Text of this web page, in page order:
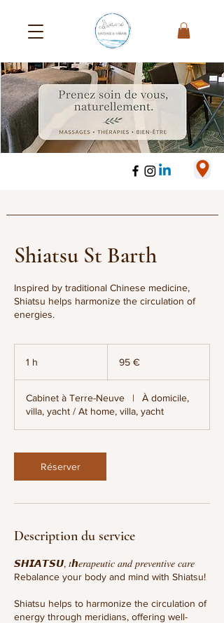
Shiatsu St Barth
Inspired by traditional Chinese medicine,
Shiatsu helps harmonize the circulation of
energies.
1 h 95 €
Cabinet à Terre-Neuve |
À domicile,
villa, yacht / At home, villa, yacht
Réserver
Description du service
𝙎𝙃𝙄𝘼𝙏𝙎𝙐, 𝑡ℎ𝑒𝑟𝑎𝑝𝑒𝑢𝑡𝑖𝑐 𝑎𝑛𝑑 𝑝𝑟𝑒𝑣𝑒𝑛𝑡𝑖𝑣𝑒 𝑐𝑎𝑟𝑒
Rebalance your body and mind with Shiatsu!
Shiatsu helps to harmonize the circulation of
energy through meridians, offering well-